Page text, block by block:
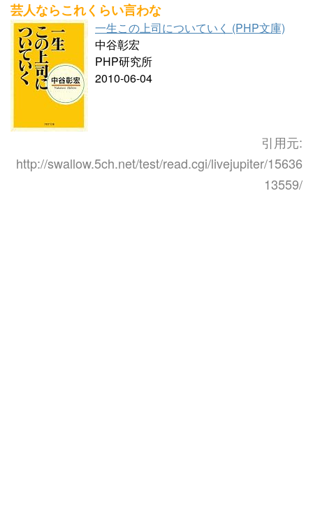
芸人ならこれくらい言わな
一生この上司についていく (PHP文庫)
中谷彰宏
PHP研究所
2010-06-04
引用元:
http://swallow.5ch.net/test/read.cgi/livejupiter/15636
13559/